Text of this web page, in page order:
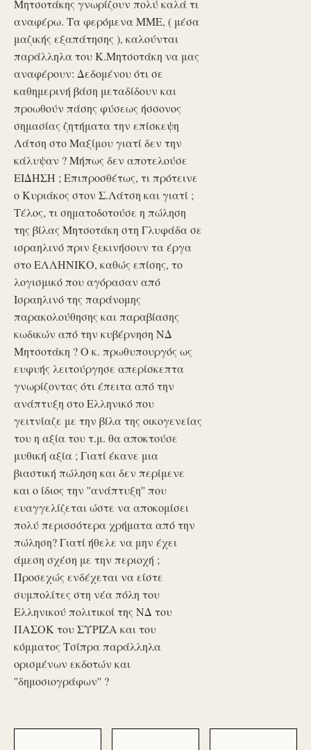
Μητσοτάκης γνωρίζουν πολύ καλά τι
αναφέρω. Τα φερόμενα ΜΜΕ, ( μέσα
μαζικής εξαπάτησης ), καλούνται
παράλληλα του Κ.Μητσοτάκη να μας
αναφέρουν: Δεδομένου ότι σε
καθημερινή βάση μεταδίδουν και
προωθούν πάσης φύσεως ήσσονος
σημασίας ζητήματα την επίσκεψη
Λάτση στο Μαξίμου γιατί δεν την
κάλυψαν ? Μήπως δεν αποτελούσε
ΕΙΔΗΣΗ ; Επιπροσθέτως, τι πρότεινε
ο Κυριάκος στον Σ.Λάτση και γιατί ;
Τέλος, τι σηματοδοτούσε η πώληση
της βίλας Μητσοτάκη στη Γλυφάδα σε
ισραηλινό πριν ξεκινήσουν τα έργα
στο ΕΛΛΗΝΙΚΟ, καθώς επίσης, το
λογισμικό που αγόρασαν από
Ισραηλινό της παράνομης
παρακολούθησης και παραβίασης
κωδικών από την κυβέρνηση ΝΔ
Μητσοτάκη ? Ο κ. πρωθυπουργός ως
ευφυής λειτούργησε απερίσκεπτα
γνωρίζοντας ότι έπειτα από την
ανάπτυξη στο Ελληνικό που
γειτνίαζε με την βίλα της οικογενείας
του η αξία του τ.μ. θα αποκτούσε
μυθική αξία ; Γιατί έκανε μια
βιαστική πώληση και δεν περίμενε
και ο ίδιος την ''ανάπτυξη'' που
ευαγγελίζεται ώστε να αποκομίσει
πολύ περισσότερα χρήματα από την
πώληση? Γιατί ήθελε να μην έχει
άμεση σχέση με την περιοχή ;
Προσεχώς ενδέχεται να είστε
συμπολίτες στη νέα πόλη του
Ελληνικού πολιτικοί της ΝΔ του
ΠΑΣΟΚ του ΣΥΡΙΖΑ και του
κόμματος Τσίπρα παράλληλα
ορισμένων εκδοτών και
''δημοσιογράφων'' ?